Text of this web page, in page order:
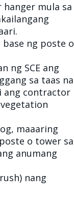
mula sa
ng poste o
ng SCE ang
sa taas na
ang contractor
maaaring
o tower sa
anumang
nang